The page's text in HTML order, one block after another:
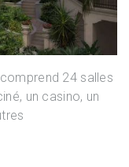
24 salles
un casino, un